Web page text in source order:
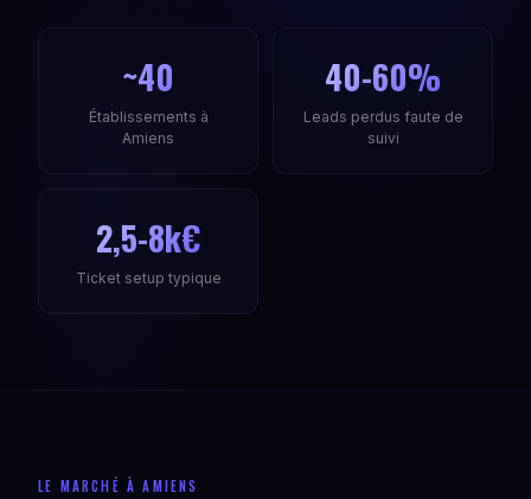
~40
Établissements à
Amiens
40-60%
Leads perdus faute de
suivi
2,5-8k€
Ticket setup typique
LE MARCHÉ À AMIENS